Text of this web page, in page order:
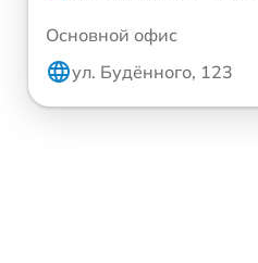
Основной офис
ул. Будённого, 123